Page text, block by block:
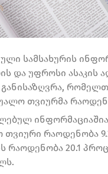
სამსახურის
და უფროსი ასაკის
თვიურმა
ინფორმაციაშია
თვიური რაოდენობა
რაოდენობა 20.1